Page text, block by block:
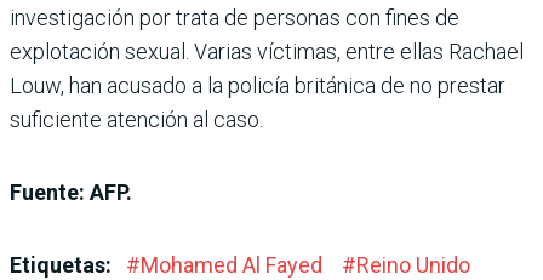
investigación por trata de personas con fines de
explotación sexual. Varias víctimas, entre ellas Rachael
Louw, han acusado a la policía británica de no prestar
suficiente atención al caso.
Fuente: AFP.
Etiquetas: #Mohamed Al Fayed #Reino Unido